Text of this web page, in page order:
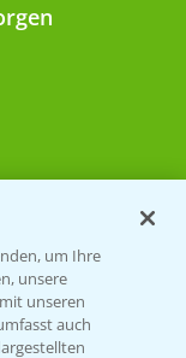
um Ihre
unsere
unseren
auch